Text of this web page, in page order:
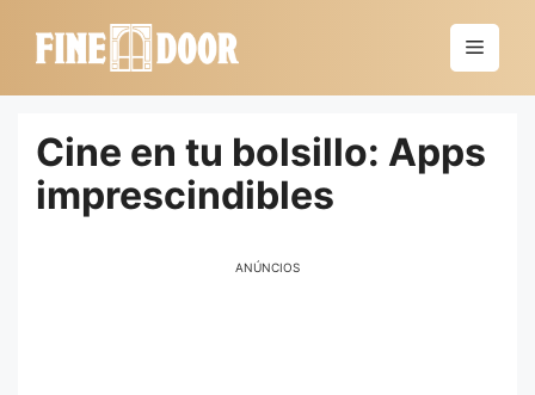
Menú
Cine en tu bolsillo: Apps
imprescindibles
ANÚNCIOS